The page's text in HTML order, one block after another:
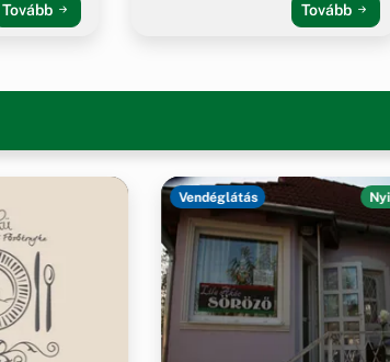
Tovább Tovább
Vendéglátás